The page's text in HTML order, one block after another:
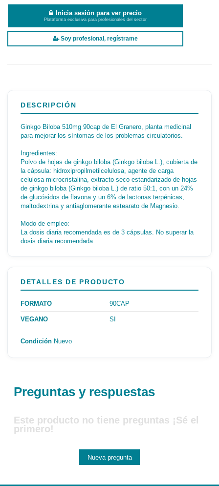
Inicia sesión para ver precio
Plataforma exclusiva para profesionales del sector
Soy profesional, regístrame
DESCRIPCIÓN
Ginkgo Biloba 510mg 90cap de El Granero, planta medicinal
para mejorar los síntomas de los problemas circulatorios.
Ingredientes:
Polvo de hojas de ginkgo biloba (Ginkgo biloba L.), cubierta de
la cápsula: hidroxipropilmetilcelulosa, agente de carga
celulosa microcristalina, extracto seco estandarizado de hojas
de ginkgo biloba (Ginkgo biloba L.) de ratio 50:1, con un 24%
de glucósidos de flavona y un 6% de lactonas terpénicas,
maltodextrina y antiaglomerante estearato de Magnesio.
Modo de empleo:
La dosis diaria recomendada es de 3 cápsulas. No superar la
dosis diaria recomendada.
DETALLES DE PRODUCTO
FORMATO 90CAP
VEGANO SI
Condición Nuevo
Preguntas y respuestas
Este producto no tiene preguntas ¡Sé el
primero!
Nueva pregunta